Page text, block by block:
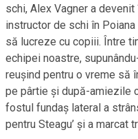
schi, Alex Vagner a
instructor de schi în
să lucreze cu copiii. Între
echipei noastre,
reușind pentru o vreme să
pe pârtie și după-amiezile
fostul fundaș lateral a
pentru Steagu’ și a marcat